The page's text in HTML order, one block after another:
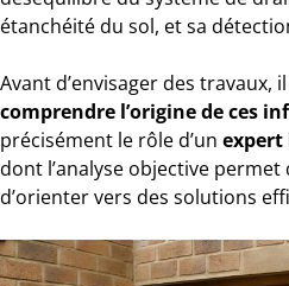
étanchéité du sol, et sa
Avant d’envisager des travaux,
comprendre l’origine de ces
précisément le rôle d’un
dont l’analyse objective permet
d’orienter vers des solutions